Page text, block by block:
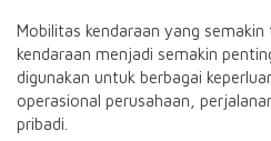
Mobilitas kendaraan yang
kendaraan menjadi semakin
digunakan untuk berbagai
operasional perusahaan,
pribadi.